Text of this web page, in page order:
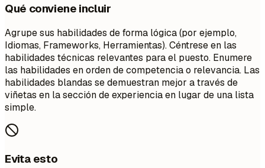
Qué conviene incluir
Agrupe sus habilidades de forma lógica (por ejemplo,
Idiomas, Frameworks, Herramientas). Céntrese en las
habilidades técnicas relevantes para el puesto. Enumere
las habilidades en orden de competencia o relevancia. Las
habilidades blandas se demuestran mejor a través de
viñetas en la sección de experiencia en lugar de una lista
simple.
Evita esto